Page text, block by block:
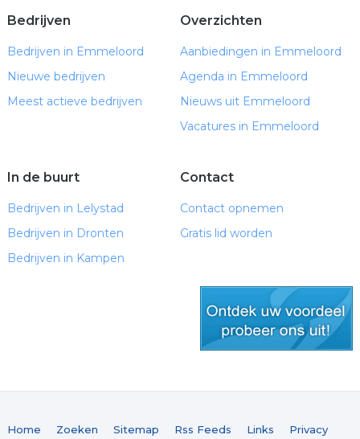
Bedrijven
Bedrijven in Emmeloord
Nieuwe bedrijven
Meest actieve bedrijven
Overzichten
Aanbiedingen in Emmeloord
Agenda in Emmeloord
Nieuws uit Emmeloord
Vacatures in Emmeloord
In de buurt
Bedrijven in Lelystad
Bedrijven in Dronten
Bedrijven in Kampen
Contact
Contact opnemen
Gratis lid worden
Home Zoeken Sitemap Rss Feeds Links Privacy